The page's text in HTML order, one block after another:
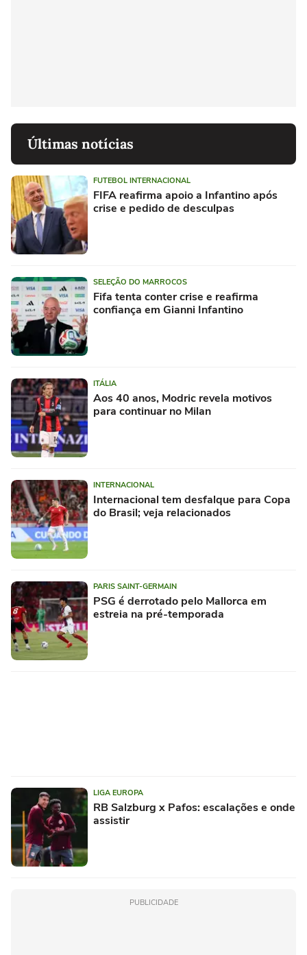
Últimas notícias
FUTEBOL INTERNACIONAL
FIFA reafirma apoio a Infantino após
crise e pedido de desculpas
SELEÇÃO DO MARROCOS
Fifa tenta conter crise e reafirma
confiança em Gianni Infantino
ITÁLIA
Aos 40 anos, Modric revela motivos
para continuar no Milan
INTERNACIONAL
Internacional tem desfalque para Copa
do Brasil; veja relacionados
PARIS SAINT-GERMAIN
PSG é derrotado pelo Mallorca em
estreia na pré-temporada
LIGA EUROPA
RB Salzburg x Pafos: escalações e onde
assistir
PUBLICIDADE